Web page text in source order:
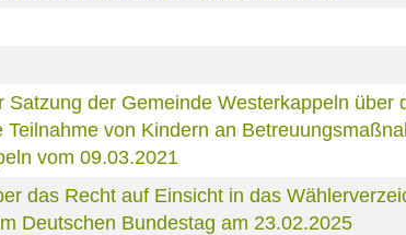
der Gemeinde Westerkappeln über
von Kindern an
vom 09.03.2021
das Recht auf Einsicht in das
Deutschen Bundestag am 23.02.2025